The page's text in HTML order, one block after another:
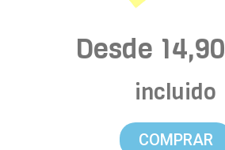
Desde 14,90
incluido
COMPRAR